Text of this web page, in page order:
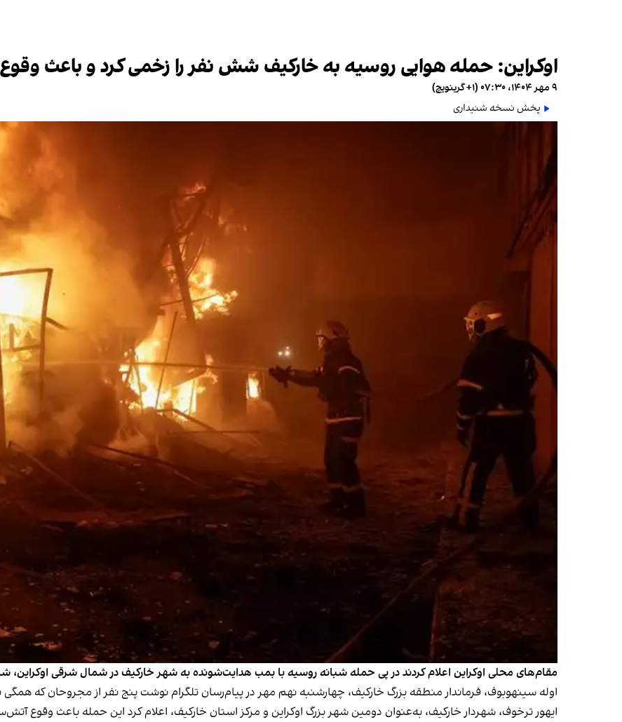
اوکراین: حمله هوایی روسیه به خارکیف شش نفر را زخمی کرد و باعث
۹ مهر ۱۴۰۴، ۰۷:۳۰ (‎+۱ گرینویچ)
پخش نسخه شنیداری
مقام‌های محلی اوکراین اعلام کردند در پی حمله شبانه روسیه با بمب هدایت‌شونده به شهر خارکیف در شمال‌ شرقی
اوله سینهوبوف، فرماندار منطقه بزرگ خارکیف، چهارشنبه نهم مهر در پیام‌رسان تلگرام نوشت پنج نفر از مجروحان که
ایهور ترخوف، شهردار خارکیف، به‌عنوان دومین شهر بزرگ اوکراین و مرکز استان خارکیف، اعلام کرد این حمله باعث وقوع